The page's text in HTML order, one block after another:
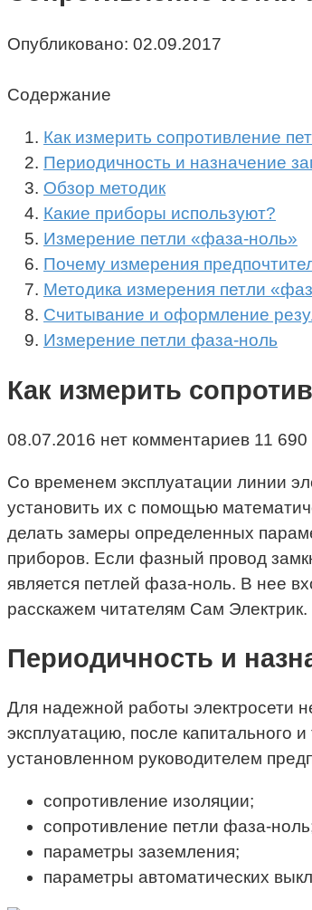
Опубликовано: 02.09.2017
Содержание
Как измерить сопротивление
Периодичность и назначение
Обзор методик
Какие приборы используют?
Измерение петли «фаза-ноль»
Почему измерения
Методика измерения петли
Считывание и оформление
Измерение петли фаза-ноль
Как измерить
08.07.2016 нет комментариев 11
Со временем эксплуатации линии
установить их с помощью
делать замеры определенных
приборов. Если фазный провод
является петлей фаза-ноль. В нее
расскажем читателям Сам
Периодичность и
Для надежной работы электросети
эксплуатацию, после капитального
установленном руководителем
сопротивление изоляции;
сопротивление петли фаза-
параметры заземления;
параметры автоматических